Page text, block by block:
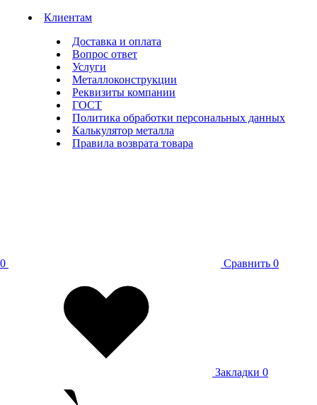
Клиентам
Доставка и оплата
Вопрос ответ
Услуги
Металлоконструкции
Реквизиты компании
ГОСТ
Политика обработки персональных данных
Калькулятор металла
Правила возврата товара
0 Сравнить 0
Закладки 0